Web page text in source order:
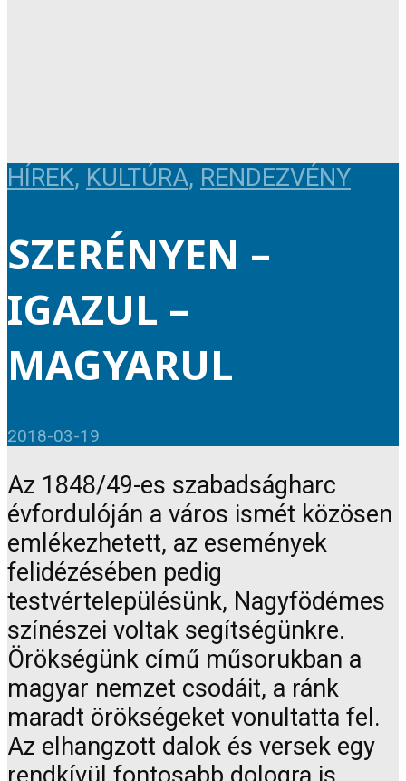
HÍREK, KULTÚRA, RENDEZVÉNY
SZERÉNYEN –
IGAZUL –
MAGYARUL
2018-03-19
Az 1848/49-es szabadságharc
évfordulóján a város ismét közösen
emlékezhetett, az események
felidézésében pedig
testvértelepülésünk, Nagyfödémes
színészei voltak segítségünkre.
Örökségünk című műsorukban a
magyar nemzet csodáit, a ránk
maradt örökségeket vonultatta fel.
Az elhangzott dalok és versek egy